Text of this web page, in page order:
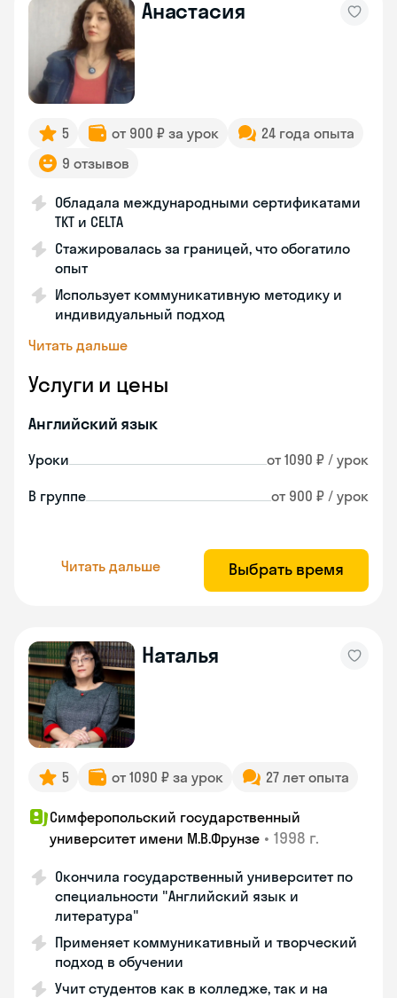
Анастасия
5 от 900 ₽ за урок
24 года опыта
9 отзывов
Обладала международными сертификатами
TKT и CELTA
Стажировалась за границей, что обогатило
опыт
Использует коммуникативную методику и
индивидуальный подход
Читать дальше
Услуги и цены
Английский язык
Уроки от 1090 ₽ / урок
В группе от 900 ₽ / урок
Читать дальше Выбрать время
Наталья
5 от 1090 ₽ за урок 27 лет опыта
Симферопольский государственный
университет имени М.В.Фрунзе • 1998 г.
Окончила государственный университет по
специальности "Английский язык и
литература"
Применяет коммуникативный и творческий
подход в обучении
Учит студентов как в колледже, так и на